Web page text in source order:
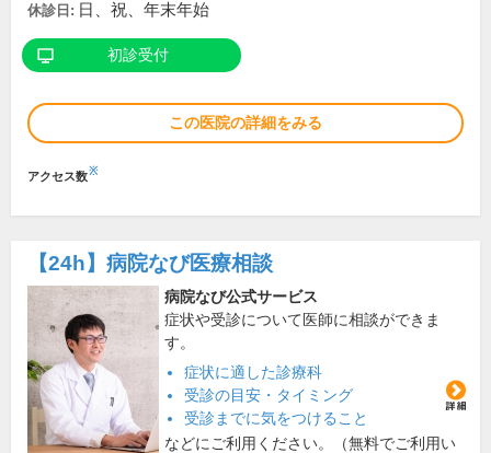
休診日: 日、祝、年末年始
初診受付
この医院の詳細をみる
アクセス数※
【24h】 病院なび医療相談
病院なび公式サービス
症状や受診について医師に相談ができま
す。
症状に適した診療科
受診の目安・タイミング
受診までに気をつけること
などにご利用ください。（無料でご利用い